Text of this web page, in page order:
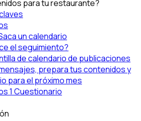
para tu restaurante?
un calendario
el seguimiento?
de calendario de publicaciones
prepara tus contenidos y
para el próximo mes
1 Cuestionario